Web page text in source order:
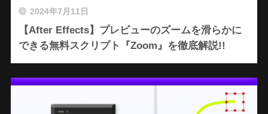
2024年7月11日
【After Effects】プレビューのズームを滑らかに
できる無料スクリプト『Zoom』を徹底解説!!